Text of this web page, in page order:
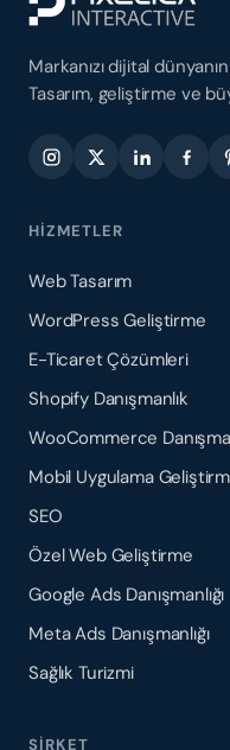
Markanızı dijital
Tasarım, geliştirme ve
HIZMETLER
Web Tasarım
WordPress Geliştirme
E-Ticaret Çözümleri
Shopify Danışmanlık
WooCommerce
Mobil Uygulama
SEO
Özel Web Geliştirme
Google Ads Danışmanlığı
Meta Ads Danışmanlığı
Sağlık Turizmi
ŞIRKET